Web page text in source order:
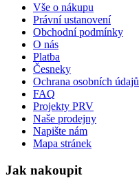
Vše o nákupu
Právní ustanovení
Obchodní podmínky
O nás
Platba
Česneky
Ochrana osobních údajů
FAQ
Projekty PRV
Naše prodejny
Napište nám
Mapa stránek
Jak nakoupit